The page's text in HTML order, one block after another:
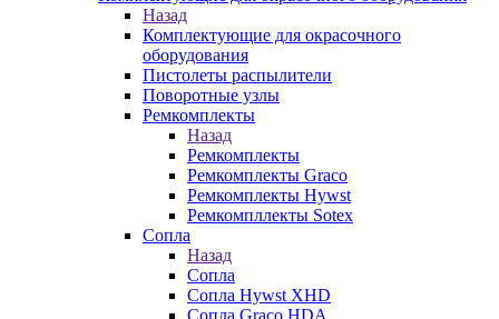
Назад
Комплектующие для окрасочного
оборудования
Пистолеты распылители
Поворотные узлы
Ремкомплекты
Назад
Ремкомплекты
Ремкомплекты Graco
Ремкомплекты Hywst
Ремкомпллекты Sotex
Сопла
Назад
Сопла
Сопла Hywst XHD
Сопла Graco HDA